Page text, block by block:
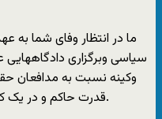
ما در انتظار وفای شما به
سياسی وبرگزاری دادگاههايی
وکينه نسبت به مدافعان
قدرت حاکم و در يک کلام نسبت به متهمان سياسی هستيم.